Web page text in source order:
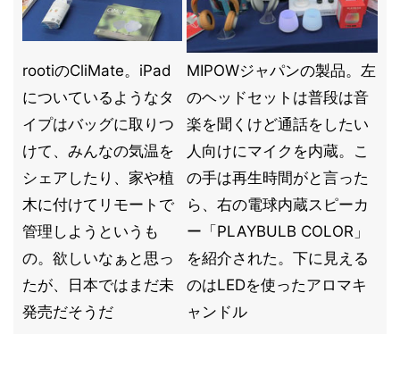
rootiのCliMate。iPad
についているようなタ
イプはバッグに取りつ
けて、みんなの気温を
シェアしたり、家や植
木に付けてリモートで
管理しようというも
の。欲しいなぁと思っ
たが、日本ではまだ未
発売だそうだ
MIPOWジャパンの製品。左
のヘッドセットは普段は音
楽を聞くけど通話をしたい
人向けにマイクを内蔵。こ
の手は再生時間がと言った
ら、右の電球内蔵スピーカ
ー「PLAYBULB COLOR」
を紹介された。下に見える
のはLEDを使ったアロマキ
ャンドル